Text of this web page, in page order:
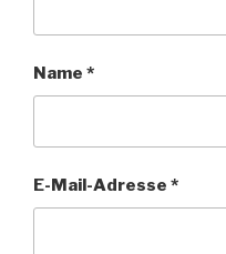
Name *
E-Mail-Adresse *